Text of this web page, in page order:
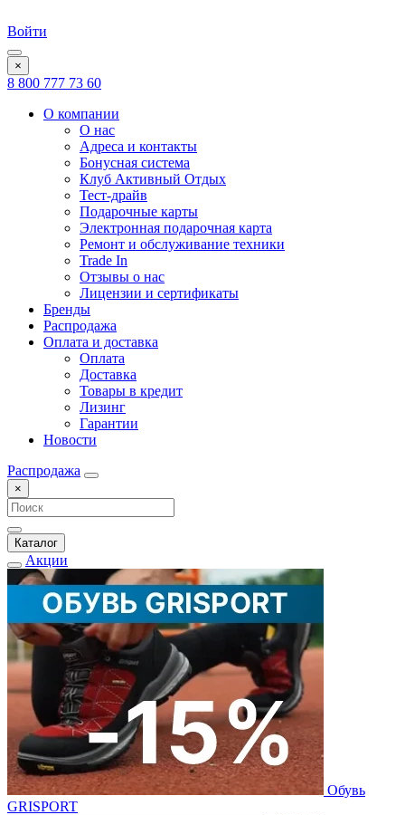
Войти
×
8 800 777 73 60
О компании
О нас
Адреса и контакты
Бонусная система
Клуб Активный Отдых
Тест-драйв
Подарочные карты
Электронная подарочная карта
Ремонт и обслуживание техники
Trade In
Отзывы о нас
Лицензии и сертификаты
Бренды
Распродажа
Оплата и доставка
Оплата
Доставка
Товары в кредит
Лизинг
Гарантии
Новости
Распродажа
×
Каталог
Акции
Обувь
GRISPORT